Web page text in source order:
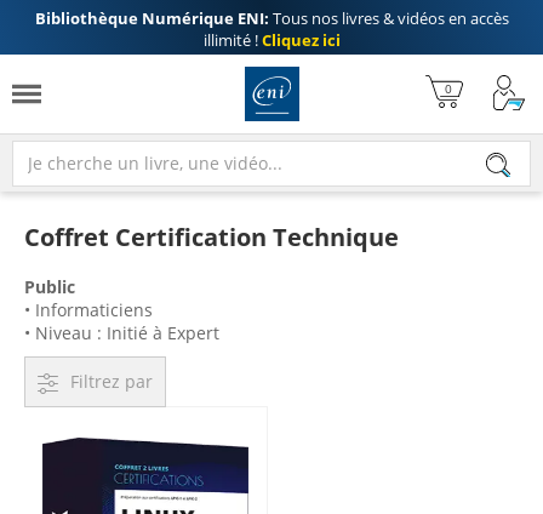
Bibliothèque Numérique ENI: Tous nos livres & vidéos en accès
illimité !Cliquez ici
Coffret Certification Technique
Public
• Informaticiens
• Niveau : Initié à Expert
Filtrez par